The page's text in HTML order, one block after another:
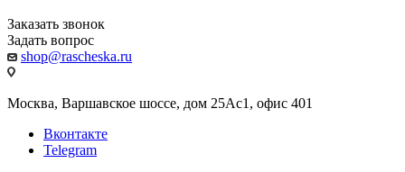
Заказать звонок
Задать вопрос
shop@rascheska.ru
Москва, Варшавское шоссе, дом 25Аc1, офис 401
Вконтакте
Telegram